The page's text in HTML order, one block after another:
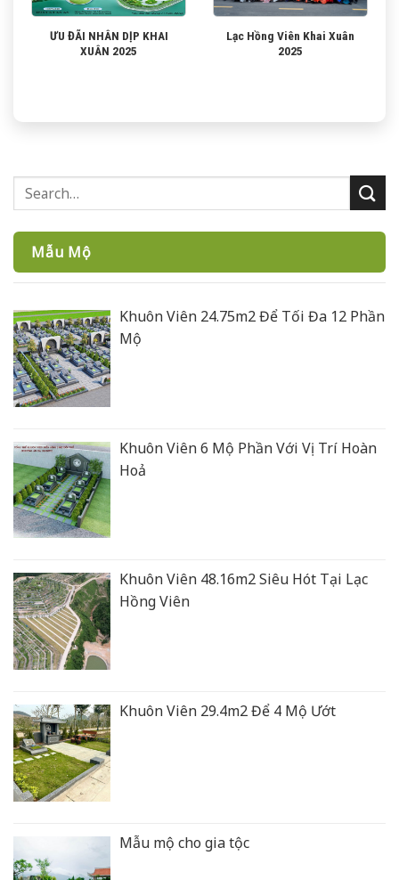
ƯU ĐÃI NHÂN DỊP KHAI
XUÂN 2025
Lạc Hồng Viên Khai Xuân
2025
Mẫu Mộ
Khuôn Viên 24.75m2 Để Tối Đa 12 Phần
Mộ
Khuôn Viên 6 Mộ Phần Với Vị Trí Hoàn
Hoả
Khuôn Viên 48.16m2 Siêu Hót Tại Lạc
Hồng Viên
Khuôn Viên 29.4m2 Để 4 Mộ Ướt
Mẫu mộ cho gia tộc